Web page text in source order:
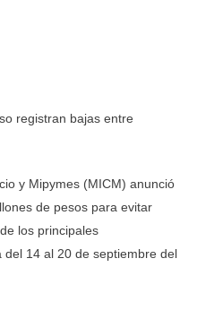
registran bajas entre
y Mipymes (MICM) anunció
de pesos para evitar
los principales
14 al 20 de septiembre del